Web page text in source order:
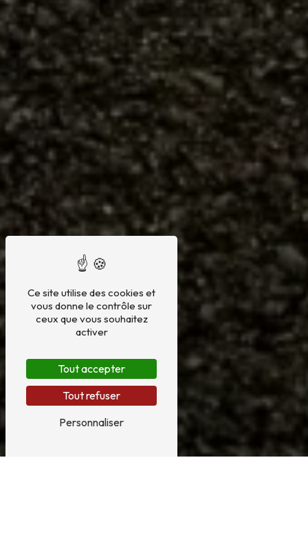
Ce site utilise des cookies et
vous donne le contrôle sur
ceux que vous souhaitez
activer
Tout accepter
Tout refuser
Personnaliser